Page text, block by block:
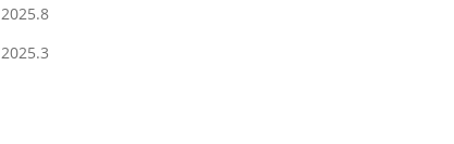
2025.8
2025.3